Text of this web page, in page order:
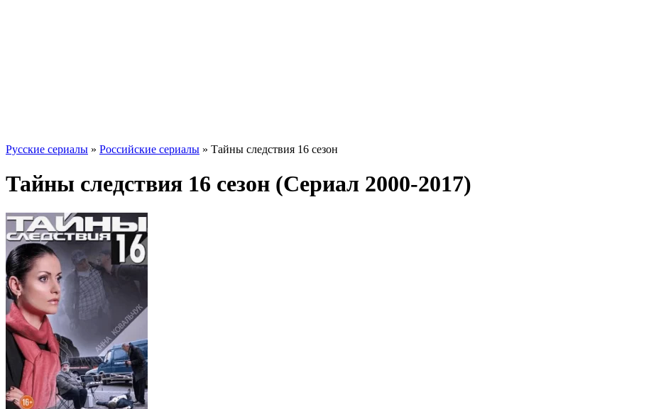
Русские сериалы » Российские сериалы » Тайны следствия 16 сезон
Тайны следствия 16 сезон (Сериал 2000-2017)